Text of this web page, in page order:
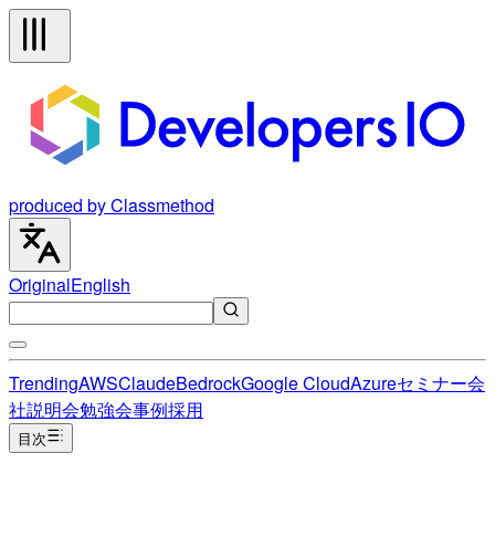
produced by Classmethod
OriginalEnglish
TrendingAWSClaudeBedrockGoogle CloudAzureセミナー会
社説明会勉強会事例採用
目次